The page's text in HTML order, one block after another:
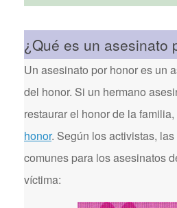
¿Qué es un asesinato
Un asesinato por honor es un
del honor. Si un hermano
restaurar el honor de la familia,
honor. Según los activistas,
comunes para los asesinatos
víctima: